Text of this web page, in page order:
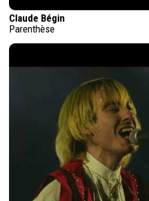
Claude Bégin
Parenthèse